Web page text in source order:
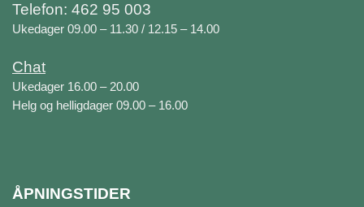
Telefon: 462 95 003
Ukedager 09.00 – 11.30 / 12.15 – 14.00
Chat
Ukedager 16.00 – 20.00
Helg og helligdager 09.00 – 16.00
ÅPNINGSTIDER